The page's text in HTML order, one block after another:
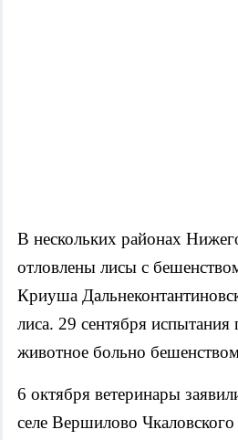
В нескольких районах
отловлены лисы с
Криуша
лиса. 29 сентября испытания
животное больно
6 октября ветеринары
селе Вершилово Чкаловского